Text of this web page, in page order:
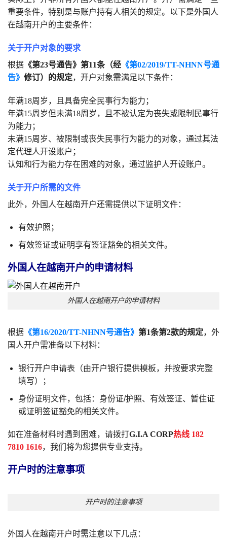
重要条件，特别是与账户持有人相关的规定。以下是外国人
在越南开户的主要条件：
关于开户对象的要求
根据 《第23号通告》第11条（经 《第02/2019/TT-NHNN号通
告》 修订）的规定，开户对象需满足以下条件：
年满18周岁，且具备完全民事行为能力；
年满15周岁但未满18周岁，且不被认定为丧失或限制民事行
为能力；
未满15周岁、被限制或丧失民事行为能力的对象，通过其法
定代理人开设账户；
认知和行为能力存在困难的对象，通过监护人开设账户。
关于开户所需的文件
此外，外国人在越南开户还需提供以下证明文件：
有效护照；
有效签证或证明享有签证豁免的相关文件。
外国人在越南开户的申请材料
外国人在越南开户的申请材料
根据 《第16/2020/TT-NHNN号通告》 第1条第2款的规定，外
国人开户需准备以下材料：
银行开户申请表（由开户银行提供模板，并按要求完整
填写）；
身份证明文件，包括：身份证/护照、有效签证、暂住证
或证明签证豁免的相关文件。
如在准备材料时遇到困难，请拨打G.I.A CORP热线 182
7810 1616，我们将为您提供专业支持。
开户时的注意事项
开户时的注意事项
外国人在越南开户时需注意以下几点：